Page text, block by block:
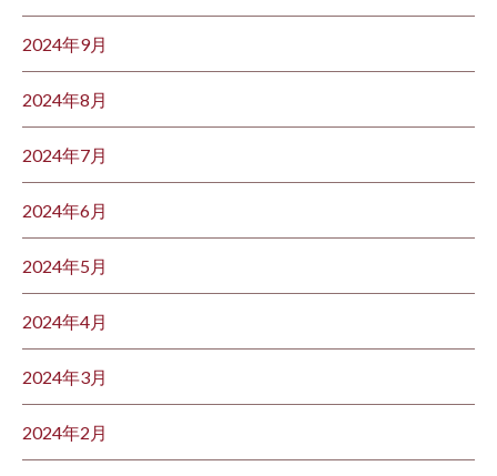
2024年9月
2024年8月
2024年7月
2024年6月
2024年5月
2024年4月
2024年3月
2024年2月